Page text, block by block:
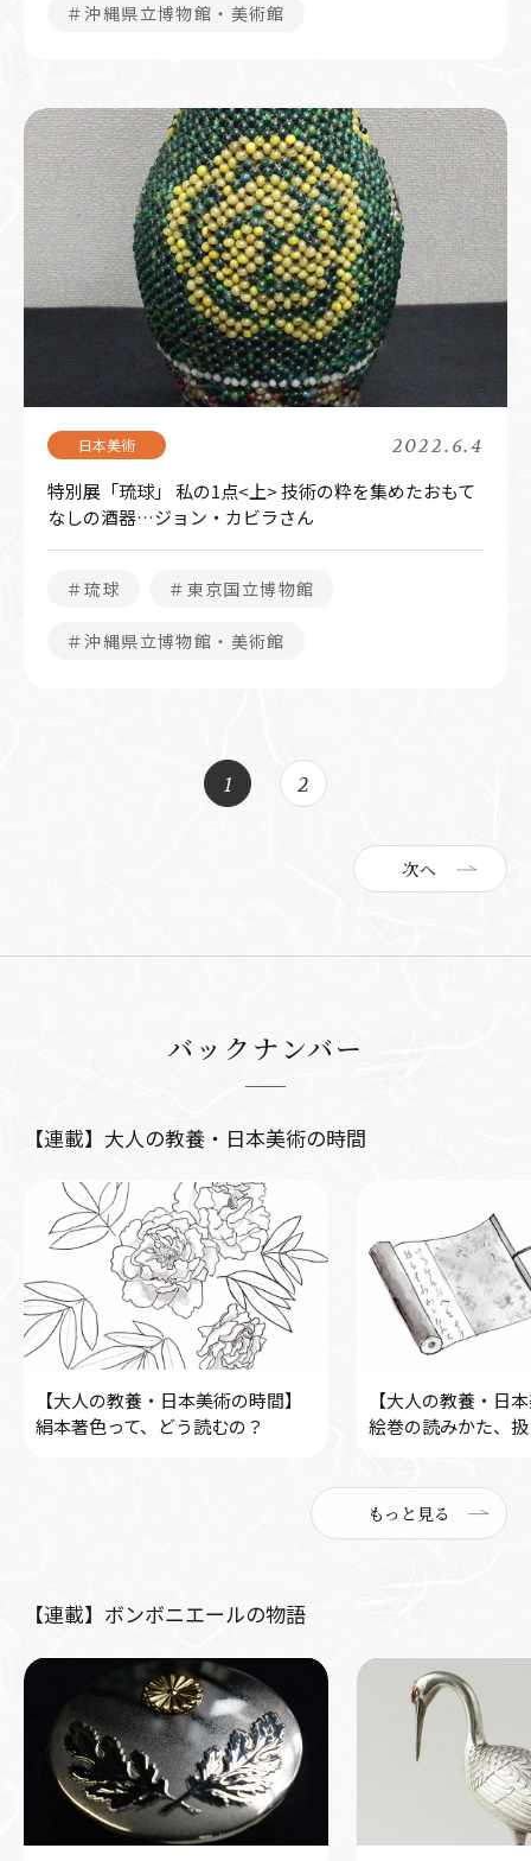
＃沖縄県立博物館・美術館
2022.6.4
特別展「琉球」 私の1点<上> 技術の粋を集めたおもて
なしの酒器…ジョン・カビラさん
＃琉球 ＃東京国立博物館
＃沖縄県立博物館・美術館
1 2
次へ
バックナンバー
【連載】大人の教養・日本美術の時間
【大人の教養・日本美術の時間】
絹本著色って、どう読むの？
【大人の教養・日
絵巻の読みかた、
もっと見る
【連載】ボンボニエールの物語